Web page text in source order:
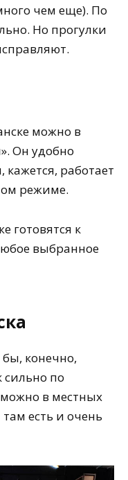
чем еще). По
Но прогулки
можно в
Он удобно
работает
режиме.
готовятся к
выбранное
конечно,
по
в местных
есть и очень